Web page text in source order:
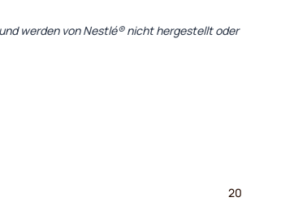
werden von Nestlé® nicht hergestellt oder
20